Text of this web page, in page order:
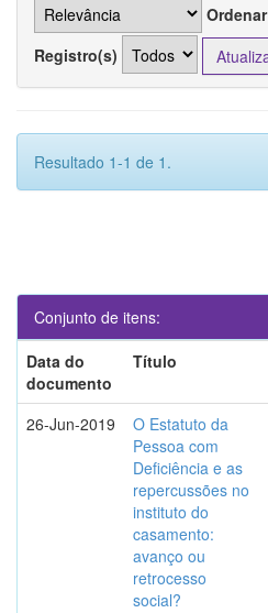
Ordenar
Registro(s)
Resultado 1-1 de 1.
Conjunto de itens:
Data do
documento
Título
26-Jun-2019
O Estatuto da
Pessoa com
Deficiência e as
repercussões no
instituto do
casamento:
avanço ou
retrocesso
social?